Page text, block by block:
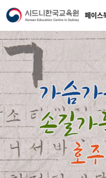
페이스